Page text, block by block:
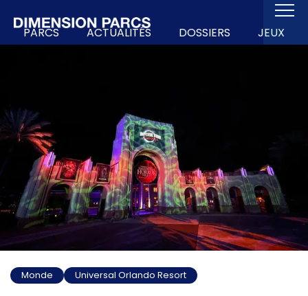
PARCS ACTUALITÉS DOSSIERS JEUX
Monde Universal Orlando Resort